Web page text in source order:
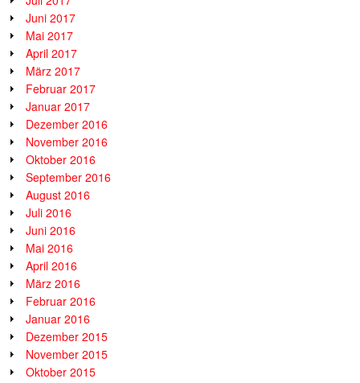
Juni 2017
Mai 2017
April 2017
März 2017
Februar 2017
Januar 2017
Dezember 2016
November 2016
Oktober 2016
September 2016
August 2016
Juli 2016
Juni 2016
Mai 2016
April 2016
März 2016
Februar 2016
Januar 2016
Dezember 2015
November 2015
Oktober 2015